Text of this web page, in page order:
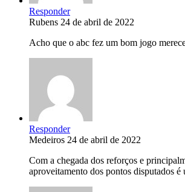
Responder
Rubens 24 de abril de 2022
Acho que o abc fez um bom jogo
Responder
Medeiros 24 de abril de 2022
Com a chegada dos reforços e
aproveitamento dos pontos disputados